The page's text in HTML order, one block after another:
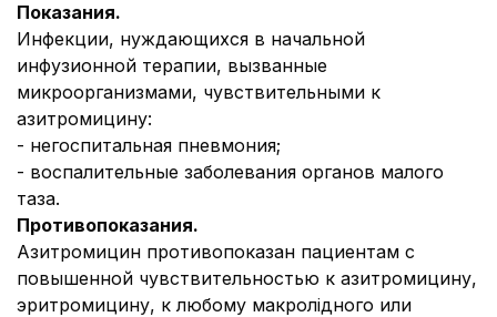
Показания.
Инфекции, нуждающихся в начальной
инфузионной терапии, вызванные
микроорганизмами, чувствительными к
азитромицину:
- негоспитальная пневмония;
- воспалительные заболевания органов малого
таза.
Противопоказания.
Азитромицин противопоказан пациентам с
повышенной чувствительностью к азитромицину,
эритромицину, к любому макролідного или